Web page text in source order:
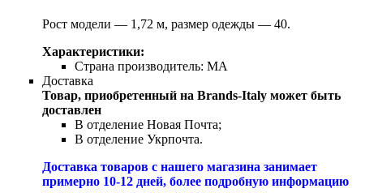
Рост модели — 1,72 м, размер одежды — 40.
Характеристики:
Страна производитель:MA
Доставка
Товар, приобретенный на Brands-Italy может быть
доставлен
В отделение Новая Почта;
В отделение Укрпочта.
Доставка товаров с нашего магазина занимает
примерно 10-12 дней, более подробную информацию